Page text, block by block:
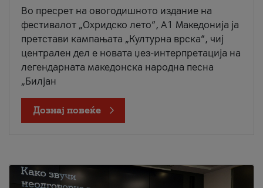
Во пресрет на овогодишното издание на
фестивалот „Охридско лето“, А1 Македонија ја
претстави кампањата „Културна врска“, чиј
централен дел е новата џез-интерпретација на
легендарната македонска народна песна
„Билјан
Дознај повеќе